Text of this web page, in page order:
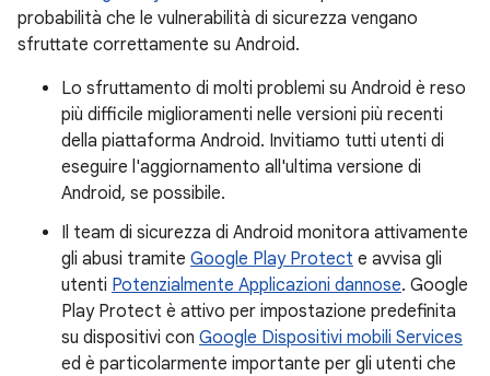
probabilità che le vulnerabilità di sicurezza vengano
sfruttate correttamente su Android.
Lo sfruttamento di molti problemi su Android è reso
più difficile miglioramenti nelle versioni più recenti
della piattaforma Android. Invitiamo tutti utenti di
eseguire l'aggiornamento all'ultima versione di
Android, se possibile.
Il team di sicurezza di Android monitora attivamente
gli abusi tramite Google Play Protect e avvisa gli
utenti Potenzialmente Applicazioni dannose. Google
Play Protect è attivo per impostazione predefinita
su dispositivi con Google Dispositivi mobili Services
ed è particolarmente importante per gli utenti che